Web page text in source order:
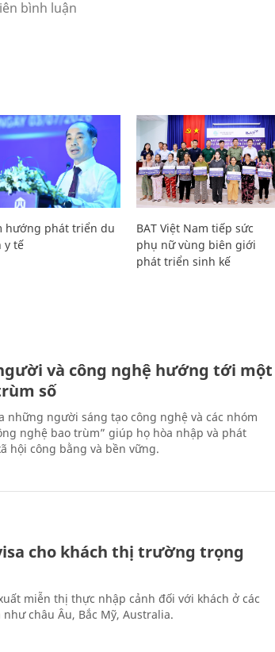
hướng phát triển du
y tế
BAT Việt Nam tiếp sức
phụ nữ vùng biên giới
phát triển sinh kế
và công nghệ hướng tới một
số
những người sáng tạo công nghệ và các nhóm
nghệ bao trùm” giúp họ hòa nhập và phát
hội công bằng và bền vững.
cho khách thị trường trọng
miễn thị thực nhập cảnh đối với khách ở các
châu Âu, Bắc Mỹ, Australia.